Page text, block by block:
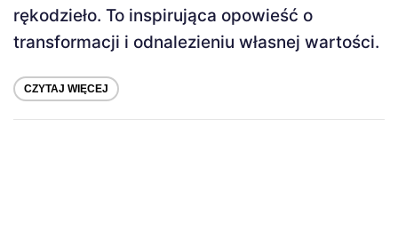
rękodzieło. To inspirująca opowieść o
transformacji i odnalezieniu własnej wartości.
CZYTAJ WIĘCEJ